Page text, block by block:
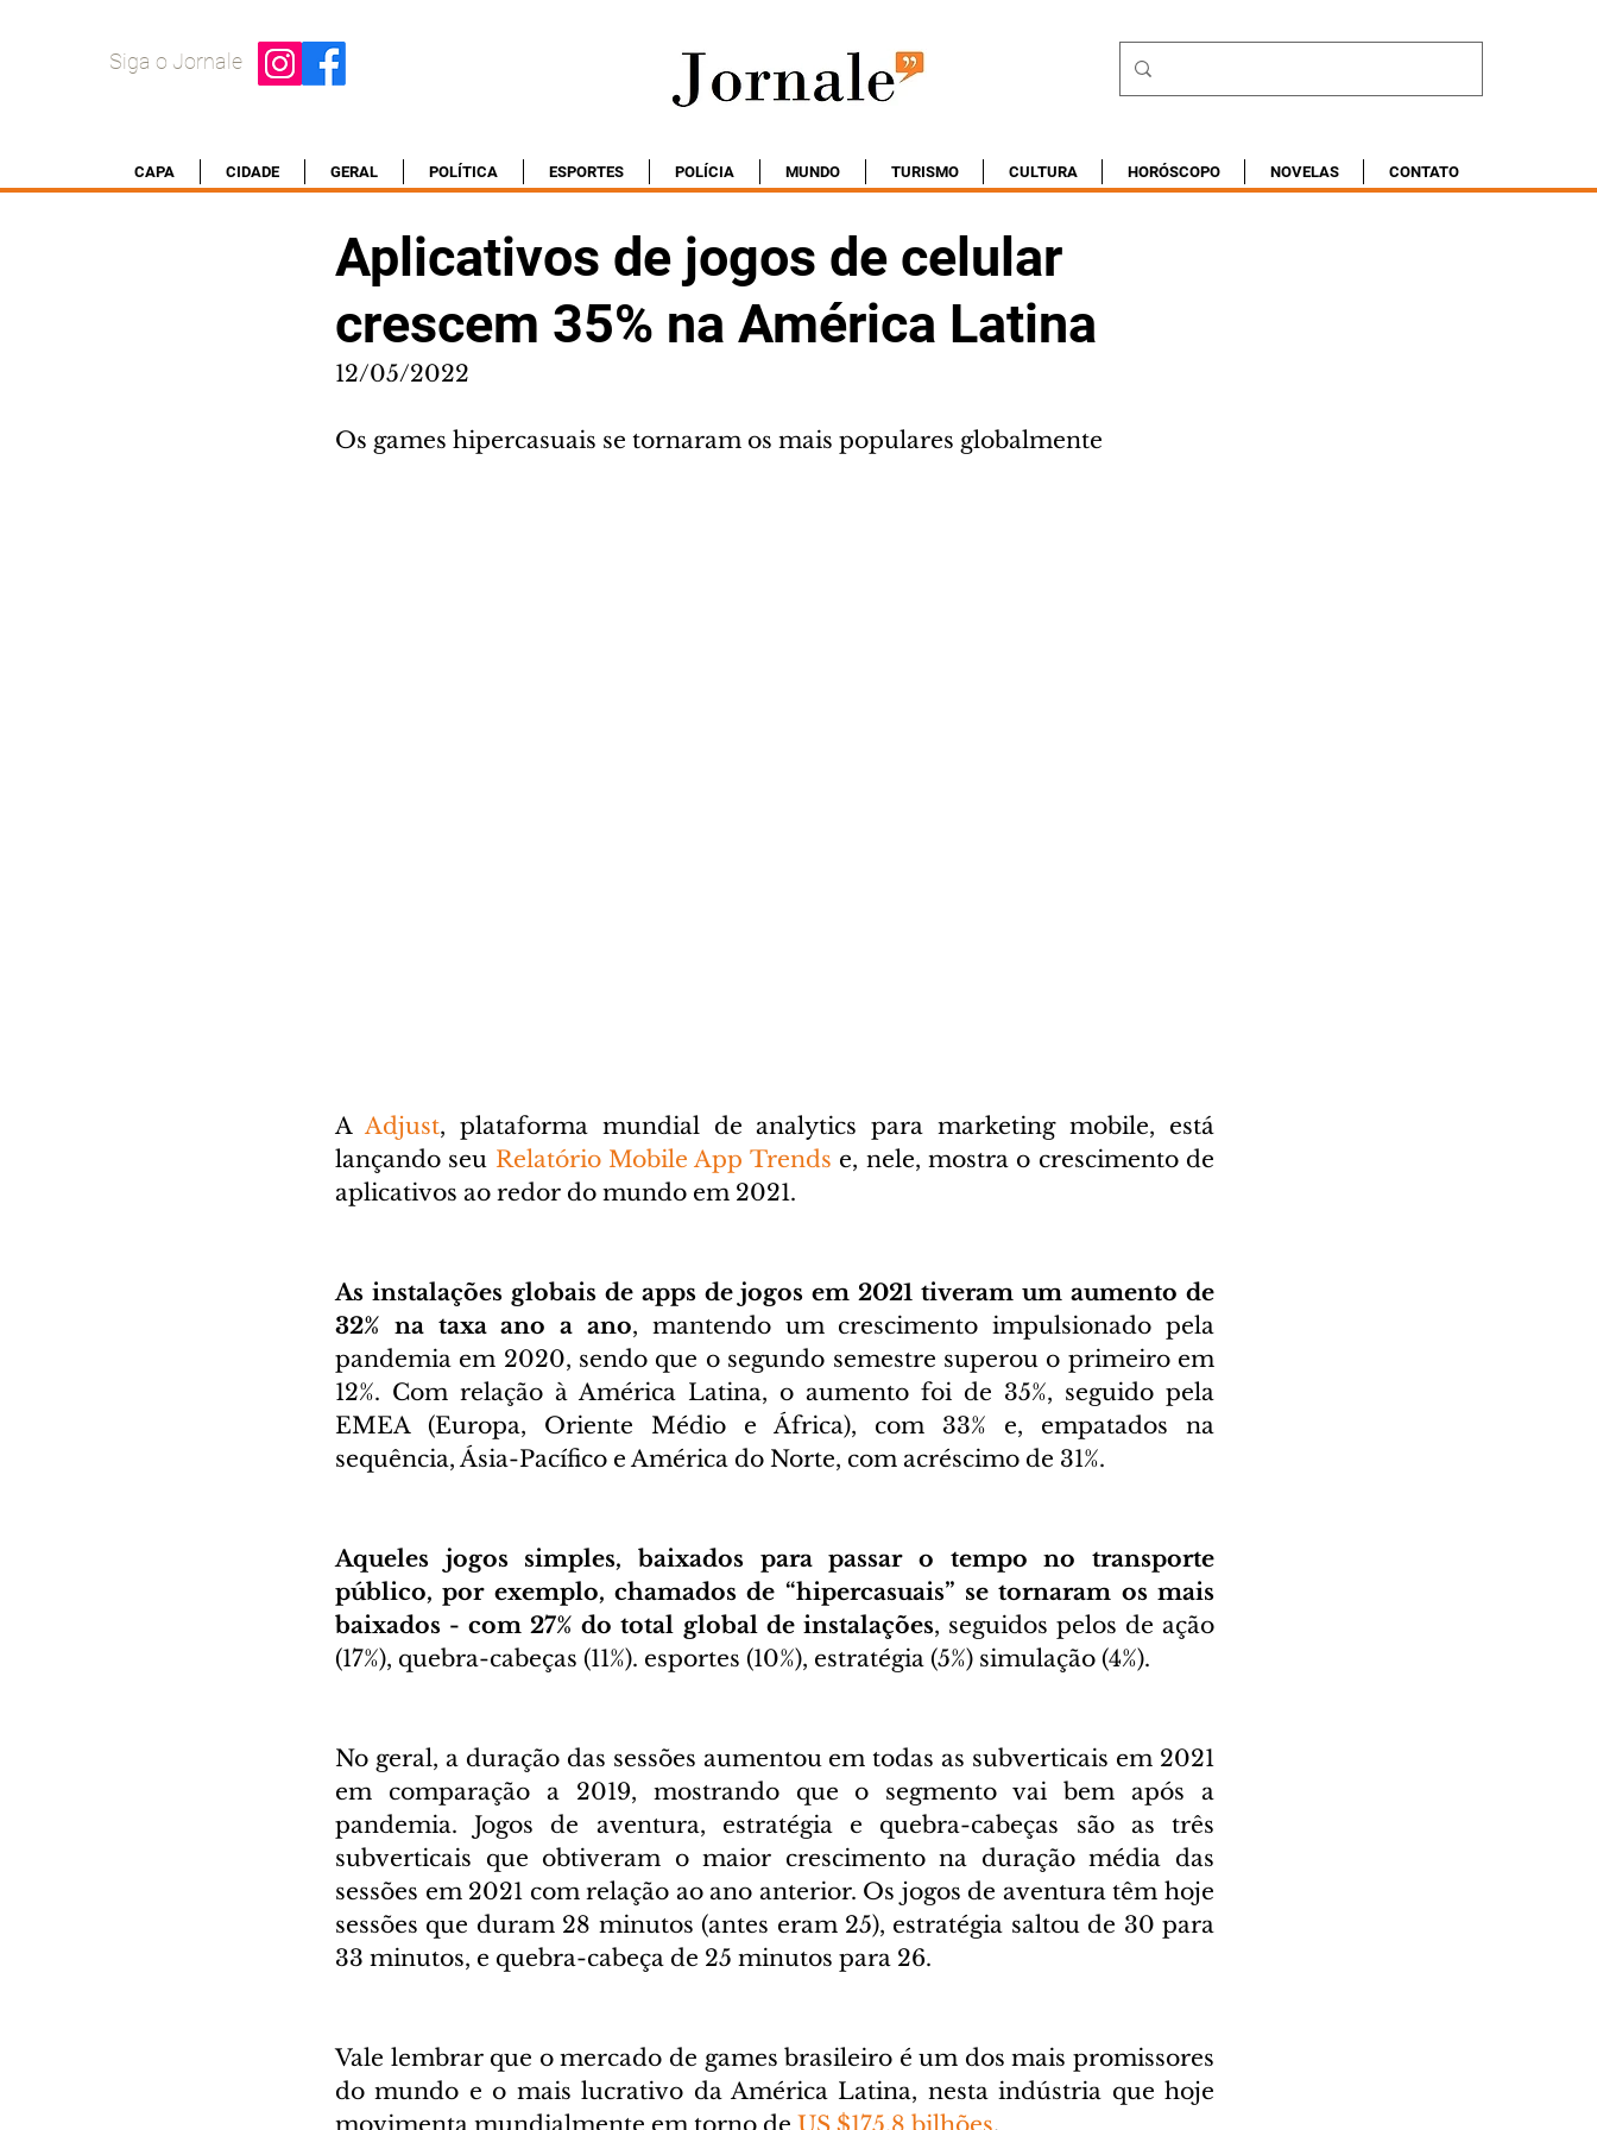
Siga o Jornale
CAPA CIDADE GERAL POLÍTICA ESPORTES POLÍCIA MUNDO TURISMO CULTURA HORÓSCOPO NOVELAS CONTATO
Aplicativos de jogos de celular
crescem 35% na América Latina
12/05/2022
Os games hipercasuais se tornaram os mais populares globalmente
A Adjust, plataforma mundial de analytics para marketing mobile, está
lançando seu Relatório Mobile App Trends e, nele, mostra o crescimento de
aplicativos ao redor do mundo em 2021.
As instalações globais de apps de jogos em 2021 tiveram um aumento de
32% na taxa ano a ano, mantendo um crescimento impulsionado pela
pandemia em 2020, sendo que o segundo semestre superou o primeiro em
12%. Com relação à América Latina, o aumento foi de 35%, seguido pela
EMEA (Europa, Oriente Médio e África), com 33% e, empatados na
sequência, Ásia-Pacífico e América do Norte, com acréscimo de 31%.
Aqueles jogos simples, baixados para passar o tempo no transporte
público, por exemplo, chamados de “hipercasuais” se tornaram os mais
baixados - com 27% do total global de instalações, seguidos pelos de ação
(17%), quebra-cabeças (11%). esportes (10%), estratégia (5%) simulação (4%).
No geral, a duração das sessões aumentou em todas as subverticais em 2021
em comparação a 2019, mostrando que o segmento vai bem após a
pandemia. Jogos de aventura, estratégia e quebra-cabeças são as três
subverticais que obtiveram o maior crescimento na duração média das
sessões em 2021 com relação ao ano anterior. Os jogos de aventura têm hoje
sessões que duram 28 minutos (antes eram 25), estratégia saltou de 30 para
33 minutos, e quebra-cabeça de 25 minutos para 26.
Vale lembrar que o mercado de games brasileiro é um dos mais promissores
do mundo e o mais lucrativo da América Latina, nesta indústria que hoje